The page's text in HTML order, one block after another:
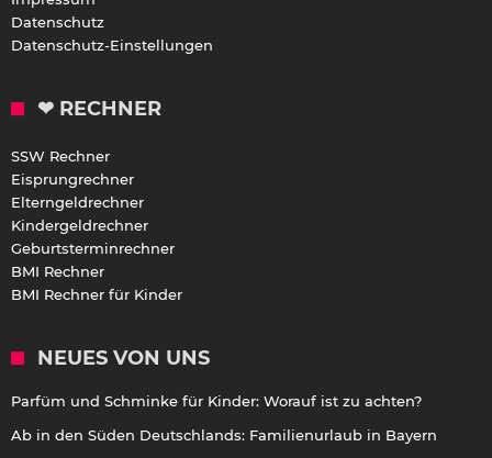
Datenschutz
Datenschutz-Einstellungen
❤ RECHNER
SSW Rechner
Eisprungrechner
Elterngeldrechner
Kindergeldrechner
Geburtsterminrechner
BMI Rechner
BMI Rechner für Kinder
NEUES VON UNS
Parfüm und Schminke für Kinder: Worauf ist zu achten?
Ab in den Süden Deutschlands: Familienurlaub in Bayern